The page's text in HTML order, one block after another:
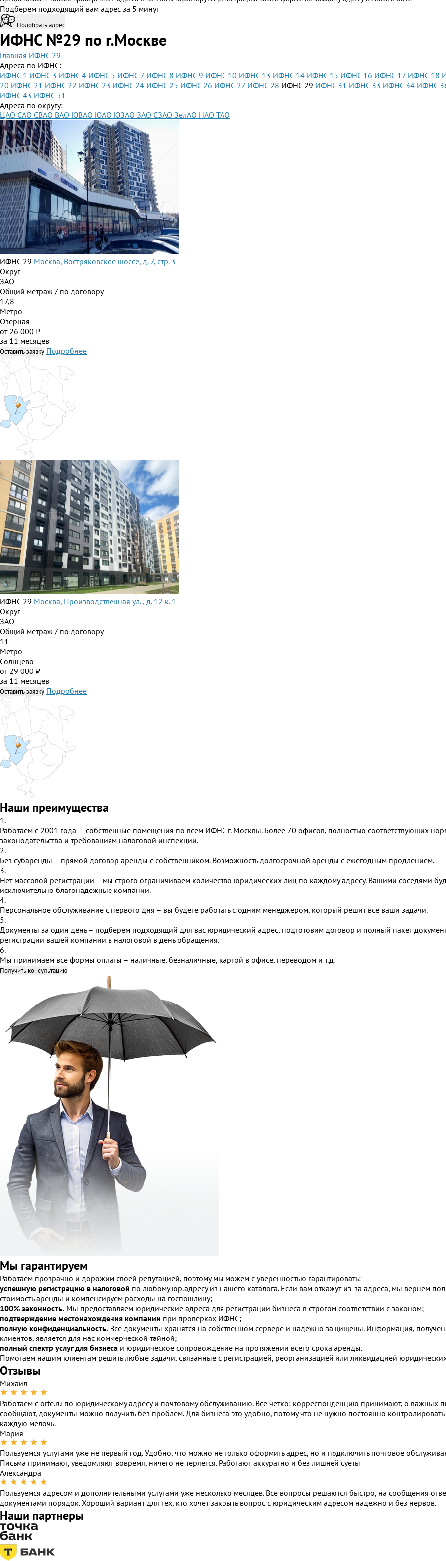
Подберем подходящий вам адрес за 5 минут
Подобрать адрес
ИФНС №29 по г.Москве
Главная ИФНС 29
Адреса по ИФНС:
ИФНС 1 ИФНС 3 ИФНС 4 ИФНС 5 ИФНС 7 ИФНС 8 ИФНС 9 ИФНС 10 ИФНС 13 ИФНС 14 ИФНС 15 ИФНС 16 ИФНС 17 ИФНС 18
20 ИФНС 21 ИФНС 22 ИФНС 23 ИФНС 24 ИФНС 25 ИФНС 26 ИФНС 27 ИФНС 28 ИФНС 29 ИФНС 31 ИФНС 33 ИФНС 34 ИФНС
ИФНС 43 ИФНС 51
Адреса по округу:
ЦАО САО СВАО ВАО ЮВАО ЮАО ЮЗАО ЗАО СЗАО ЗелАО НАО ТАО
ИФНС 29 Москва, Востряковское шоссе, д. 7, стр. 3
Округ
ЗАО
Общий метраж / по договору
17,8
Метро
Озёрная
от 26 000 ₽
за 11 месяцев
Оставить заявку Подробнее
ИФНС 29 Москва, Производственная ул. , д. 12 к. 1
Округ
ЗАО
Общий метраж / по договору
11
Метро
Солнцево
от 29 000 ₽
за 11 месяцев
Оставить заявку Подробнее
Наши преимущества
1.
Работаем с 2001 года — собственные помещения по всем ИФНС г. Москвы. Более 70 офисов, полностью соответствующих
законодательства и требованиям налоговой инспекции.
2.
Без субаренды – прямой договор аренды с собственником. Возможность долгосрочной аренды с ежегодным продлением.
3.
Нет массовой регистрации – мы строго ограничиваем количество юридических лиц по каждому адресу. Вашими соседями
исключительно благонадежные компании.
4.
Персональное обслуживание с первого дня – вы будете работать с одним менеджером, который решит все ваши задачи.
5.
Документы за один день – подберем подходящий для вас юридический адрес, подготовим договор и полный пакет
регистрации вашей компании в налоговой в день обращения.
6.
Мы принимаем все формы оплаты – наличные, безналичные, картой в офисе, переводом и т.д.
Получить консультацию
Мы гарантируем
Работаем прозрачно и дорожим своей репутацией, поэтому мы можем с уверенностью гарантировать:
успешную регистрацию в налоговой по любому юр.адресу из нашего каталога. Если вам откажут из-за адреса, мы вернем
стоимость аренды и компенсируем расходы на госпошлину;
100% законность. Мы предоставляем юридические адреса для регистрации бизнеса в строгом соответствии с законом;
подтверждение местонахождения компании при проверках ИФНС;
полную конфиденциальность. Все документы хранятся на собственном сервере и надежно защищены. Информация,
клиентов, является для нас коммерческой тайной;
полный спектр услуг для бизнеса и юридическое сопровождение на протяжении всего срока аренды.
Помогаем нашим клиентам решить любые задачи, связанные с регистрацией, реорганизацией или ликвидацией
Отзывы
Михаил
Работаем с orte.ru по юридическому адресу и почтовому обслуживанию. Всё четко: корреспонденцию принимают, о важных
сообщают, документы можно получить без проблем. Для бизнеса это удобно, потому что не нужно постоянно контролировать
каждую мелочь.
Мария
Пользуемся услугами уже не первый год. Удобно, что можно не только оформить адрес, но и подключить почтовое
Письма принимают, уведомляют вовремя, ничего не теряется. Работают аккуратно и без лишней суеты
Александра
Пользуемся адресом и дополнительными услугами уже несколько месяцев. Все вопросы решаются быстро, на сообщения
документами порядок. Хороший вариант для тех, кто хочет закрыть вопрос с юридическим адресом надежно и без нервов.
Наши партнеры